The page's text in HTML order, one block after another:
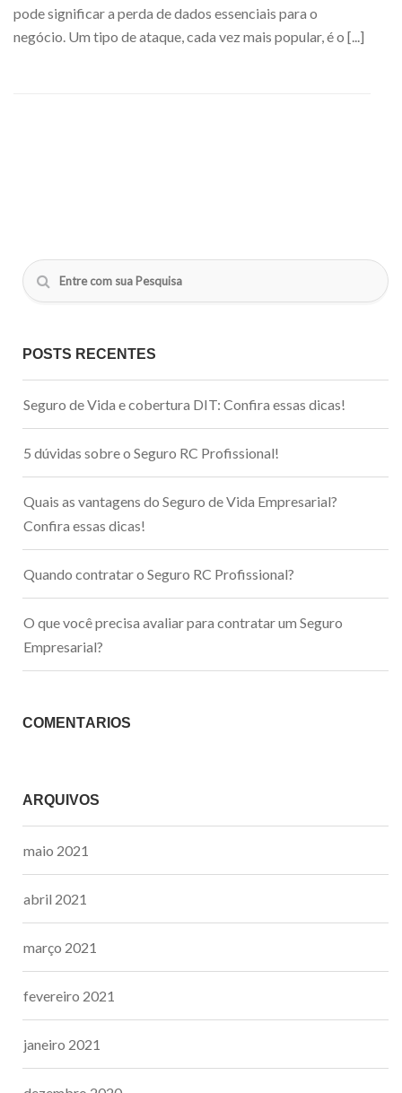
pode significar a perda de dados essenciais para o
negócio. Um tipo de ataque, cada vez mais popular, é o [...]
POSTS RECENTES
Seguro de Vida e cobertura DIT: Confira essas dicas!
5 dúvidas sobre o Seguro RC Profissional!
Quais as vantagens do Seguro de Vida Empresarial?
Confira essas dicas!
Quando contratar o Seguro RC Profissional?
O que você precisa avaliar para contratar um Seguro
Empresarial?
COMENTÁRIOS
ARQUIVOS
maio 2021
abril 2021
março 2021
fevereiro 2021
janeiro 2021